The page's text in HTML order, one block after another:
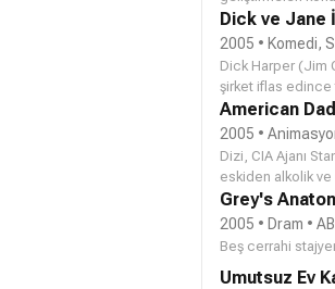
Dick ve Jane
2005 • Komedi,
Dick Harper (Jim
şirket iflas edince
denemeye başlar.
American
2005 •
Dizi, CIA Ajanı
eskiden alkolik ve
ergenliğe yeni
beynini taşıyan
Grey's
2005 • Dram •
Beş cerrahi
Umutsuz Ev